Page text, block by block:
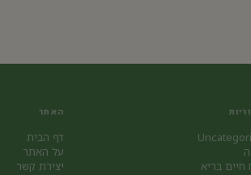
חיים בריא
האתר
דף הבית
על האתר
יצירת קשר